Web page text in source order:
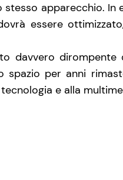
stesso apparecchio.
essere
davvero
spazio per anni
e alla